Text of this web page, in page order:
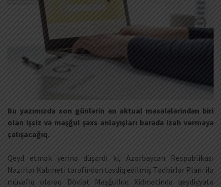
Bu yazımızda son günlərin ən aktual məsələlərindən biri
olan işsiz və məşğul şəxs anlayışları barədə izah verməyə
çalışacağıq.
Qeyd etmək yerinə düşərdi ki, Azərbaycan Respublikası
Nazirlər Kabineti tərəfindən təsdiq edilmiş Tədbirlər Planı ilə
müvafiq olaraq Dövlət Məşğulluq Xidmətində qeydiyyata